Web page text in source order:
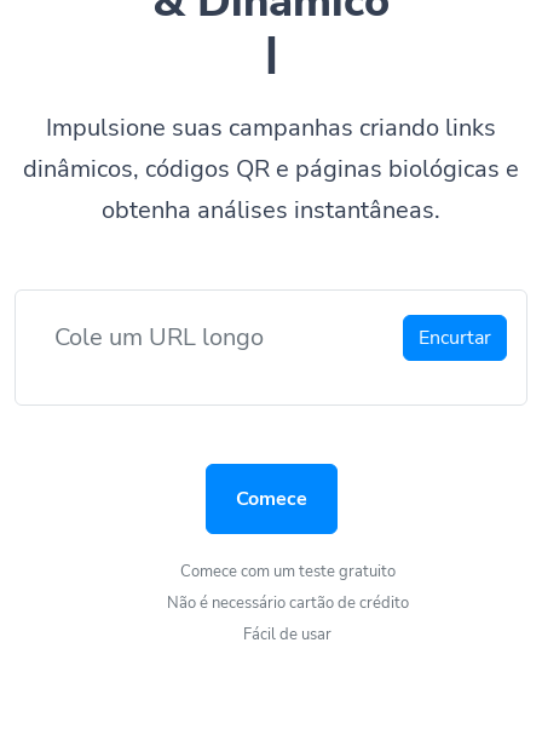
Páginas b
Impulsione suas campanhas criando links
dinâmicos, códigos QR e páginas biológicas e
obtenha análises instantâneas.
Encurtar
Comece
Comece com um teste gratuito
Não é necessário cartão de crédito
Fácil de usar